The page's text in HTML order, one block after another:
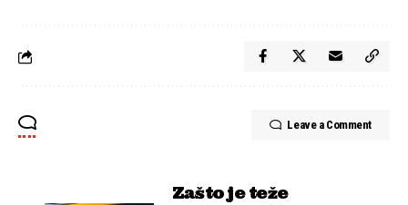
Leave a Comment
Zašto je teže